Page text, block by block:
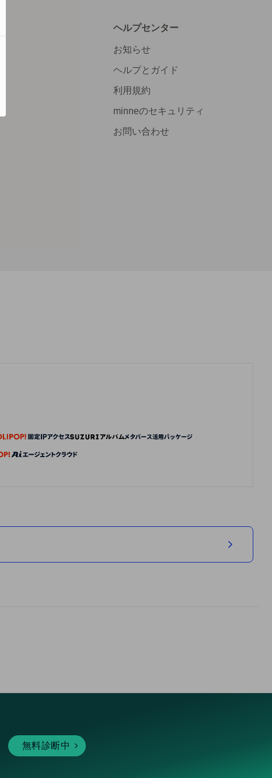
ヘルプセンター
お知らせ
ヘルプとガイド
利用規約
minneのセキュリティ
お問い合わせ
無料診断中